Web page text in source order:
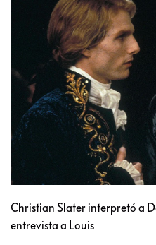
Christian Slater interpretó a
entrevista a Louis